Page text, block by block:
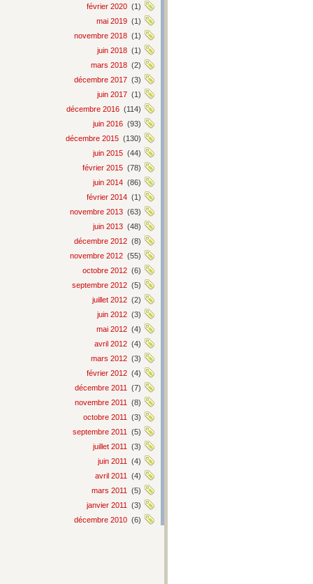
février 2020 (1)
mai 2019 (1)
novembre 2018 (1)
juin 2018 (1)
mars 2018 (2)
décembre 2017 (3)
juin 2017 (1)
décembre 2016 (114)
juin 2016 (93)
décembre 2015 (130)
juin 2015 (44)
février 2015 (78)
juin 2014 (86)
février 2014 (1)
novembre 2013 (63)
juin 2013 (48)
décembre 2012 (8)
novembre 2012 (55)
octobre 2012 (6)
septembre 2012 (5)
juillet 2012 (2)
juin 2012 (3)
mai 2012 (4)
avril 2012 (4)
mars 2012 (3)
février 2012 (4)
décembre 2011
(7)
novembre 2011
(8)
octobre 2011
(3)
septembre 2011
(5)
juillet 2011
(3)
juin 2011
(4)
avril 2011
(4)
mars 2011
(5)
janvier 2011
(3)
décembre 2010 (6)